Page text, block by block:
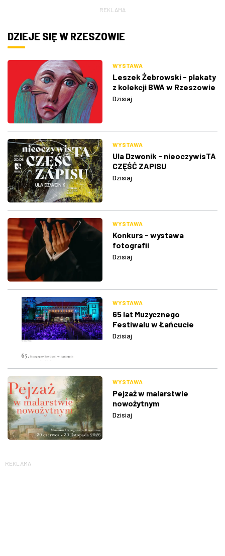
REKLAMA
DZIEJE SIĘ W RZESZOWIE
WYSTAWA
Leszek Żebrowski - plakaty
z kolekcji BWA w Rzeszowie
Dzisiaj
WYSTAWA
Ula Dzwonik - nieoczywisTA
CZĘŚĆ ZAPISU
Dzisiaj
WYSTAWA
Konkurs - wystawa
fotografii
Dzisiaj
WYSTAWA
65 lat Muzycznego
Festiwalu w Łańcucie
Dzisiaj
WYSTAWA
Pejzaż w malarstwie
nowożytnym
Dzisiaj
REKLAMA